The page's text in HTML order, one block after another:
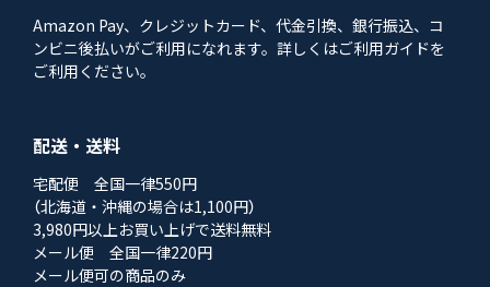
Amazon Pay、クレジットカード、代金引換、銀行振込、コ
ンビニ後払いがご利用になれます。詳しくはご利用ガイドを
ご利用ください。
配送・送料
宅配便 全国一律550円
（北海道・沖縄の場合は1,100円）
3,980円以上お買い上げで送料無料
メール便 全国一律220円
メール便可の商品のみ